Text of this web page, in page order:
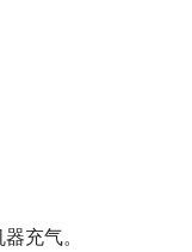
充气。